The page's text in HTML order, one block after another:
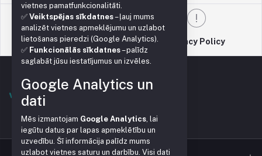
Support Policy Privacy Policy
vietnes pamatfunkcionalitāti.
✅ Veiktspējas sīkdatnes– ļauj mums
analizēt vietnes apmeklējumu un uzlabot
lietošanas pieredzi (Google Analytics).
✅ Funkcionālās sīkdatnes– palīdz
saglabāt jūsu iestatījumus un izvēles.
Google Analytics un
dati
Mēs izmantojam Google Analytics , lai
iegūtu datus par lapas apmeklētību un
uzvedību. Šī informācija palīdz mums
uzlabot vietnes saturu un darbību. Visi dati